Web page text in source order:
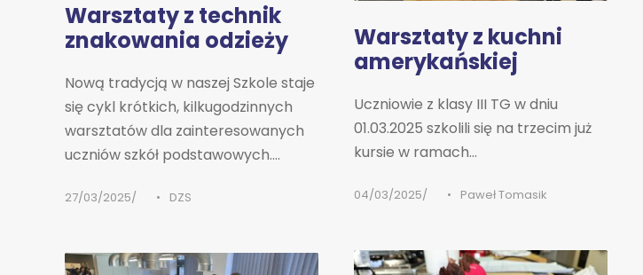
Warsztaty z technik
znakowania odzieży
Nową tradycją w naszej Szkole staje
się cykl krótkich, kilkugodzinnych
warsztatów dla zainteresowanych
uczniów szkół podstawowych....
27/03/2025 • DZS
Warsztaty z kuchni
amerykańskiej
Uczniowie z klasy III TG w dniu
01.03.2025 szkolili się na trzecim już
kursie w ramach...
04/03/2025 • Paweł Tomasik